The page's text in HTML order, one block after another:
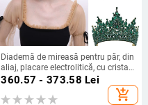
Diademă de mireasă pentru păr, din
aliaj, placare electrolitică, cu cristale
și sticlă (Tip: diademă; Stil: feminin;
Material: aliaj; Procesare: placare
electrolitică; Tip cristale: cristale și
360.57 - 373.58 Lei
add_shopping_cart